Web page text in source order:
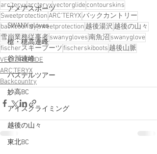
アメアスポーツ
SWANY gloves
槍・穂高連峰
谷川連峰
パステルツアー
妙高BC
アイスクライミング
越後の山々
東北BC
arc'teryxarcteryxvectorglidecontourskins
SweetprotectionARC’TERYXバックカントリー
backcountrysweetprotection 越後湯沢 越後の山々
雪崩業務従事者swanygloves南魚沼 swanyglove
fischerスキーブーツfischerskiboots 越後山脈
VECTOR GLIDE
ARC'TERYX
Backcountry